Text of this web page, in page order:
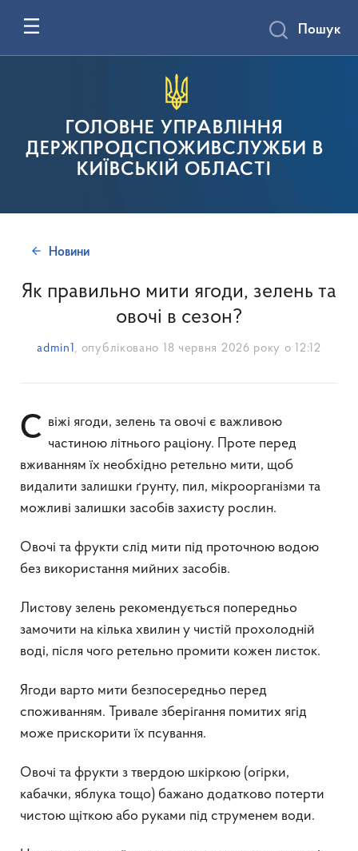
ГОЛОВНЕ УПРАВЛІННЯ
ДЕРЖПРОДСПОЖИВСЛУЖБИ В
КИЇВСЬКІЙ ОБЛАСТІ
Пошук
Новини
Як правильно мити ягоди, зелень та
овочі в сезон?
admin1, опубліковано 18 червня 2026 року о 12:12
Свіжі ягоди, зелень та овочі є важливою частиною літнього раціону. Проте перед
вживанням їх необхідно ретельно мити, щоб
видалити залишки ґрунту, пил, мікроорганізми та
можливі залишки засобів захисту рослин.
Овочі та фрукти слід мити під проточною водою
без використання мийних засобів.
Листову зелень рекомендується попередньо
замочити на кілька хвилин у чистій прохолодній
воді, після чого ретельно промити кожен листок.
Ягоди варто мити безпосередньо перед
споживанням. Тривале зберігання помитих ягід
може прискорити їх псування.
Овочі та фрукти з твердою шкіркою (огірки,
кабачки, яблука тощо) бажано додатково потерти
чистою щіткою або руками під струменем води.